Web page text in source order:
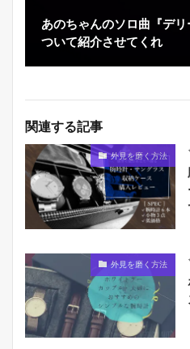
あのちゃんのソロ曲『デ
ついて紹介させてくれ
関連する記事
外見を磨く方法
外見を磨く方法